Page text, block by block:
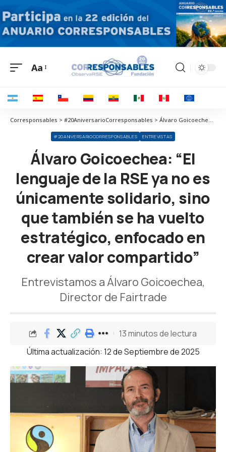
Aa
Corresponsables > #20AniversarioCorresponsables > Álvaro Goicoechea: “El lenguaje de la RSE ya no es únicamente solidario, sino que también se ha vuelto estratégico, enfocado en crear valor compartido”
#20ANIVERSARIOCORRESPONSABLES ENTREVISTAS
Álvaro Goicoechea: “El
lenguaje de la RSE ya no es
únicamente solidario, sino
que también se ha vuelto
estratégico, enfocado en
crear valor compartido”
Entrevistamos a Álvaro Goicoechea,
Director de Fairtrade
Última actualización: 12 de Septiembre de 2025
13 minutos de lectura